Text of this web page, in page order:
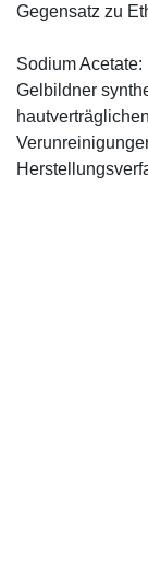
Gegensatz zu
Sodium Acetate:
Gelbildner